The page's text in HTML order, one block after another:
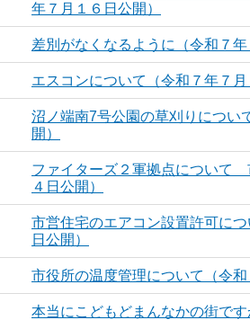
年７月１６日公開）
差別がなくなるように（令和７年
エスコンについて（令和７年７月
沼ノ端南7号公園の草刈りについ
開）
ファイターズ２軍拠点について
４日公開）
市営住宅のエアコン設置許可に
日公開）
市役所の温度管理について（令和
本当にこどもどまんなかの街で